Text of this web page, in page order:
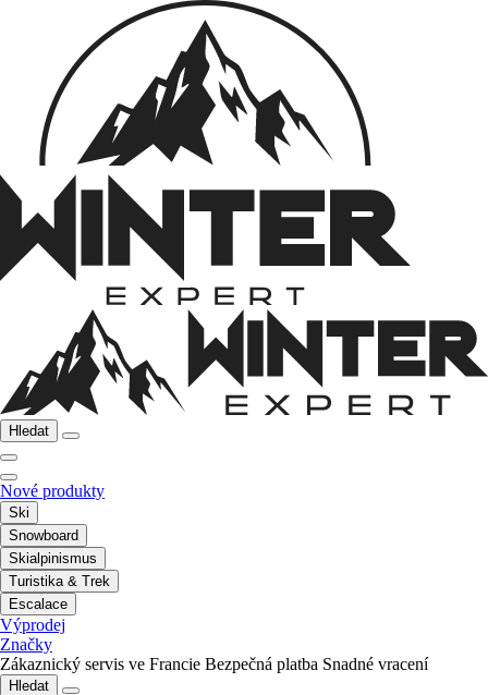
Hledat
Nové produkty
Ski
Snowboard
Skialpinismus
Turistika & Trek
Escalace
Výprodej
Značky
Zákaznický servis ve Francie Bezpečná platba Snadné vracení
Hledat